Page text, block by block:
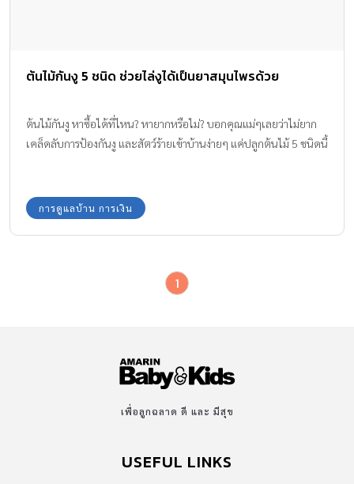
ต้นไม้กันงู 5 ชนิด ช่วยไล่งูได้เป็นยาสมุนไพรด้วย
ต้นไม้กันงู หาซื้อได้ที่ไหน? หายากหรือไม่? บอกคุณแม่ๆเลยว่าไม่ยาก
เคล็ดลับการป้องกันงู และสัตว์ร้ายเข้าบ้านง่ายๆ แค่ปลูกต้นไม้ 5 ชนิดนี้
การดูแลบ้าน การเงิน
1
เพื่อลูกฉลาด ดี และ มีสุข
USEFUL LINKS